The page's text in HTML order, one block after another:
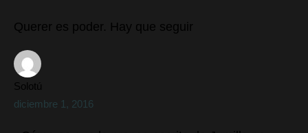
Querer es poder. Hay que seguir
Solotú
diciembre 1, 2016